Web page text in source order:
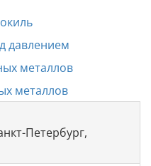
давлением
металлов
металлов
Петербург,